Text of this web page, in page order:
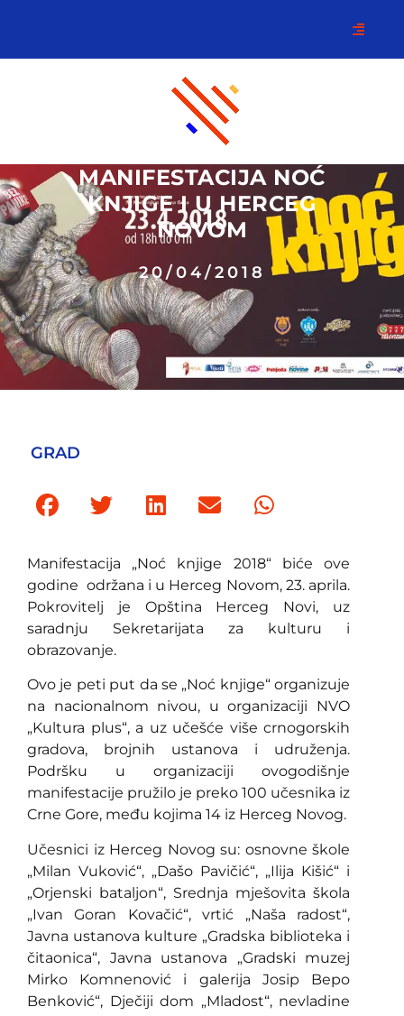
MANIFESTACIJA NOĆ
KNJIGE I U HERCEG
NOVOM
20/04/2018
GRAD
Manifestacija „Noć knjige 2018“ biće ove
godine održana i u Herceg Novom, 23. aprila.
Pokrovitelj je Opština Herceg Novi, uz
saradnju Sekretarijata za kulturu i
obrazovanje.
Ovo je peti put da se „Noć knjige“ organizuje
na nacionalnom nivou, u organizaciji NVO
„Kultura plus“, a uz učešće više crnogorskih
gradova, brojnih ustanova i udruženja.
Podršku u organizaciji ovogodišnje
manifestacije pružilo je preko 100 učesnika iz
Crne Gore, među kojima 14 iz Herceg Novog.
Učesnici iz Herceg Novog su: osnovne škole
„Milan Vuković“, „Dašo Pavičić“, „Ilija Kišić“ i
„Orjenski bataljon“, Srednja mješovita škola
„Ivan Goran Kovačić“, vrtić „Naša radost“,
Javna ustanova kulture „Gradska biblioteka i
čitaonica“, Javna ustanova „Gradski muzej
Mirko Komnenović i galerija Josip Bepo
Benković“, Dječiji dom „Mladost“, nevladine